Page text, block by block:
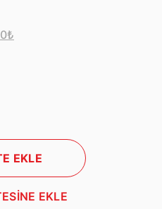
EKLE
EKLE